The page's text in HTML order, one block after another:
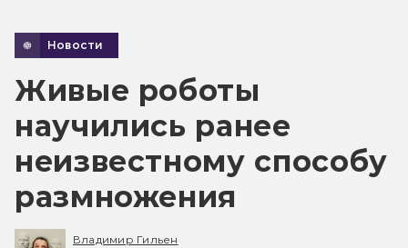
Новости
Живые роботы
научились ранее
неизвестному способу
размножения
Владимир Гильен